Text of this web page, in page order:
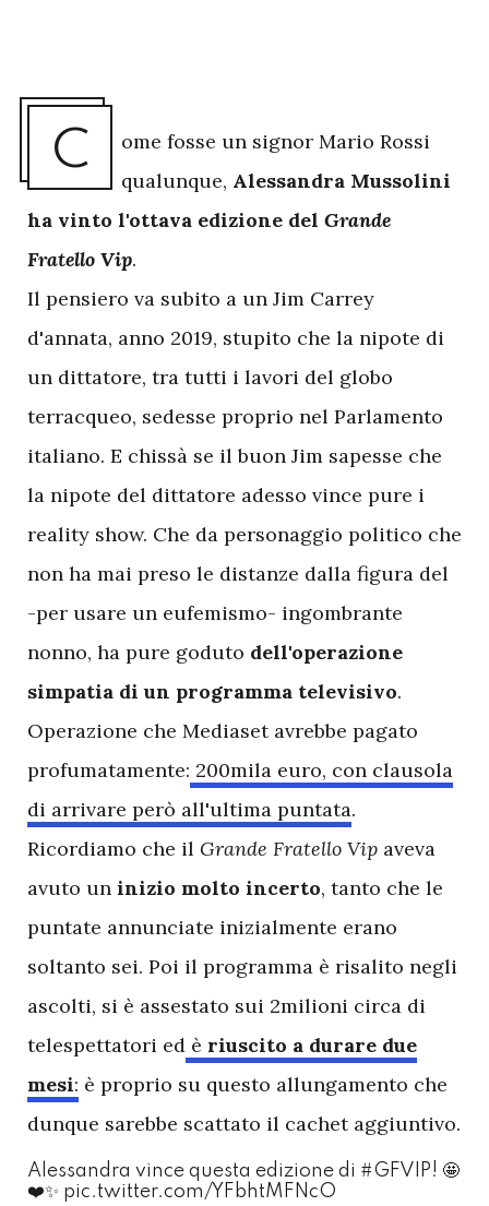
C
ome fosse un signor Mario Rossi
qualunque, Alessandra Mussolini
ha vinto l'ottava edizione del Grande
Fratello Vip.
Il pensiero va subito a un Jim Carrey
d'annata, anno 2019, stupito che la nipote di
un dittatore, tra tutti i lavori del globo
terracqueo, sedesse proprio nel Parlamento
italiano. E chissà se il buon Jim sapesse che
la nipote del dittatore adesso vince pure i
reality show. Che da personaggio politico che
non ha mai preso le distanze dalla figura del
-per usare un eufemismo- ingombrante
nonno, ha pure goduto dell'operazione
simpatia di un programma televisivo.
Operazione che Mediaset avrebbe pagato
profumatamente: 200mila euro, con clausola
di arrivare però all'ultima puntata.
Ricordiamo che il Grande Fratello Vip aveva
avuto un inizio molto incerto, tanto che le
puntate annunciate inizialmente erano
soltanto sei. Poi il programma è risalito negli
ascolti, si è assestato sui 2milioni circa di
telespettatori ed è riuscito a durare due
mesi: è proprio su questo allungamento che
dunque sarebbe scattato il cachet aggiuntivo.
Alessandra vince questa edizione di #GFVIP! 🤩
❤️✨ pic.twitter.com/YFbhtMFNcO